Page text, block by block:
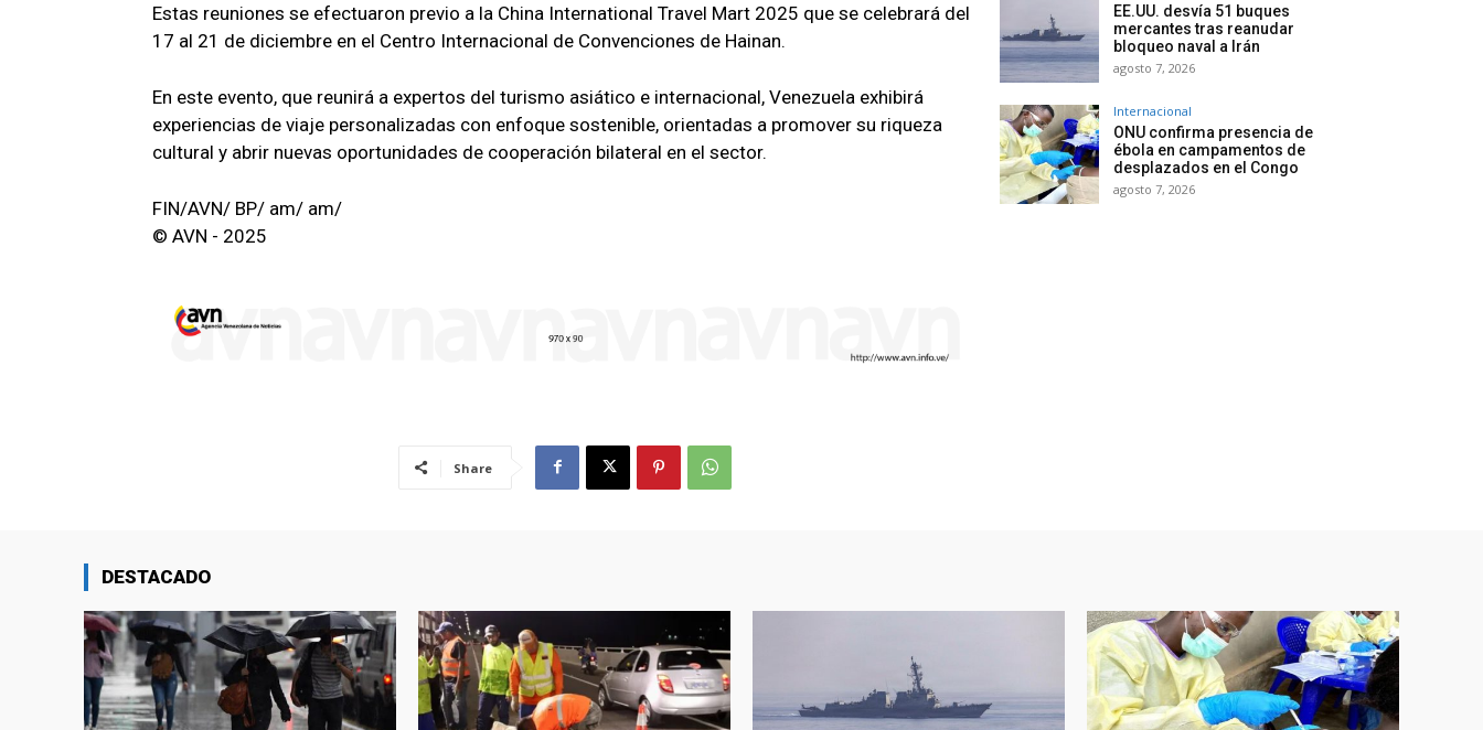
Estas reuniones se efectuaron previo a la China International Travel Mart 2025 que se celebrará del
17 al 21 de diciembre en el Centro Internacional de Convenciones de Hainan.
En este evento, que reunirá a expertos del turismo asiático e internacional, Venezuela exhibirá
experiencias de viaje personalizadas con enfoque sostenible, orientadas a promover su riqueza
cultural y abrir nuevas oportunidades de cooperación bilateral en el sector.
FIN/AVN/ BP/ am/ am/
© AVN - 2025
Share
EE.UU. desvía 51 buques
mercantes tras reanudar
bloqueo naval a Irán
agosto 7, 2026
Internacional
ONU confirma presencia de
ébola en campamentos de
desplazados en el Congo
agosto 7, 2026
DESTACADO